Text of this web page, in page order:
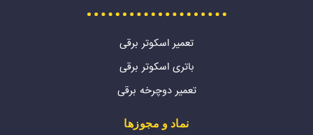
تعمیر اسکوتر برقی
باتری اسکوتر برقی
تعمیر دوچرخه برقی
نماد و مجوزها